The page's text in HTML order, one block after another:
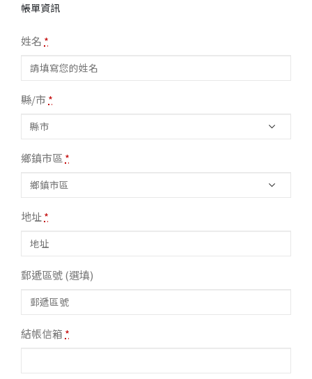
帳單資訊
姓名 *
縣/市*
鄉鎮市區 *
地址*
郵遞區號(選填)
結帳信箱 *